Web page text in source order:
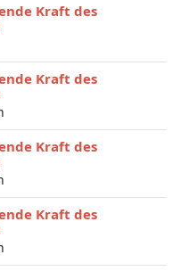
Kraft des
Kraft des
Kraft des
Kraft des